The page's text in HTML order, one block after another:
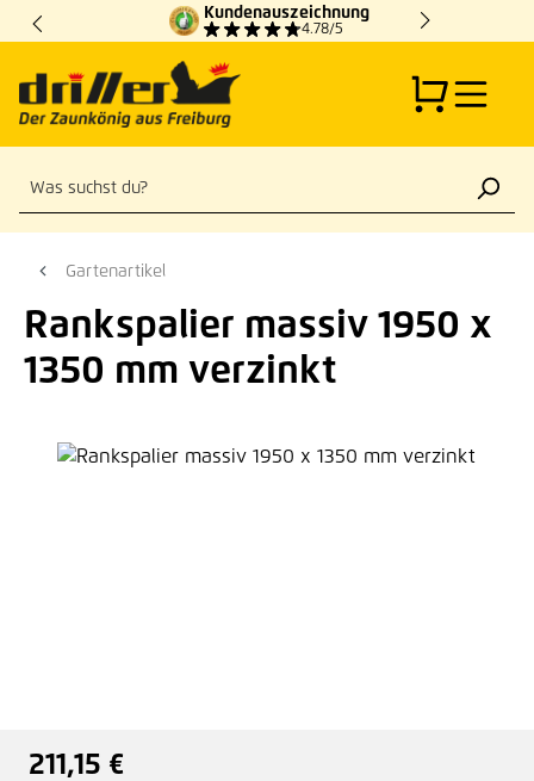
Zum Hauptinhalt springen
Kundenauszeichnung
4.78/5
Gartenartikel
Rankspalier massiv 1950 x
1350 mm verzinkt
Bildergalerie überspringen
Regulärer Preis:
211,15 €